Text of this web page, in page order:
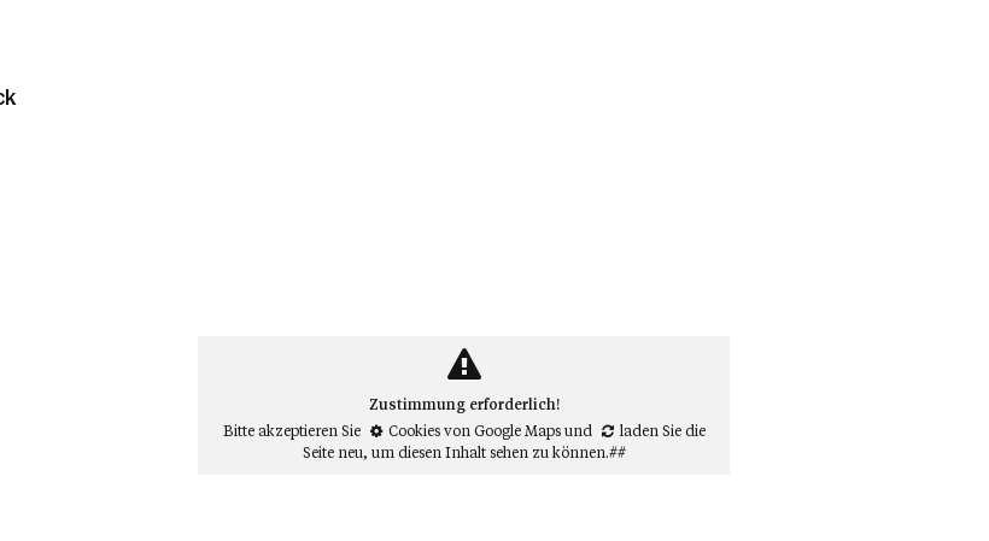
Zustimmung erforderlich!
Bitte akzeptieren Sie
Cookies von Google Mapsund
laden Sie die
Seite neu, um diesen Inhalt sehen zu können.##